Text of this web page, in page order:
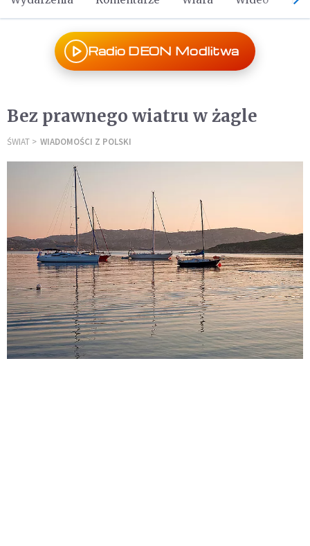
Radio DEON Modlitwa
Bez prawnego wiatru w żagle
ŚWIAT WIADOMOŚCI Z POLSKI